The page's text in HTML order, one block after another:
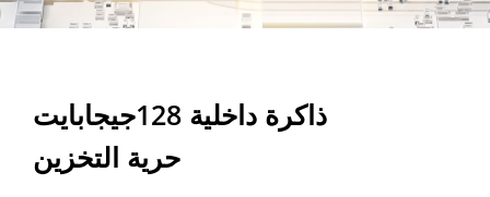
ذاكرة داخلية 128جيجابايت
حرية التخزين